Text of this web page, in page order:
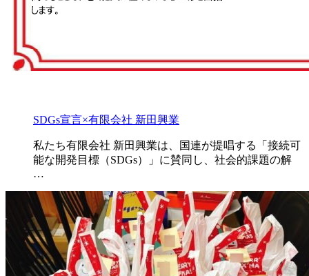
SDGs宣言×有限会社 新田興業
私たち有限会社 新田興業は、国連が提唱する「接続可
能な開発目標（SDGs）」に賛同し、社会的課題の解
…